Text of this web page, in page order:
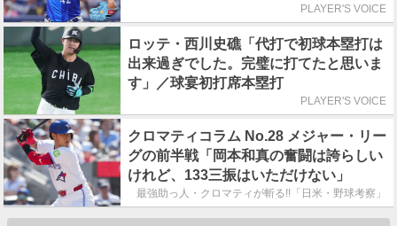
PLAYER'S VOICE
ロッテ・西川史礁「代打で初球本塁打は
出来過ぎでした。完璧に打てたと思いま
す」／球宴初打席本塁打
PLAYER'S VOICE
クロマティコラム No.28 メジャー・リー
グの前半戦「岡本和真の奮闘は誇らしい
けれど、133三振はいただけない」
最強助っ人・クロマティが斬る!!「日米・野球考察」